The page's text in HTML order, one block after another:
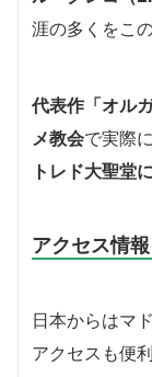
涯の多くをこ
代表作「オル
メ教会で実際
トレド大聖堂
アクセス情報
日本からはマ
アクセスも便利